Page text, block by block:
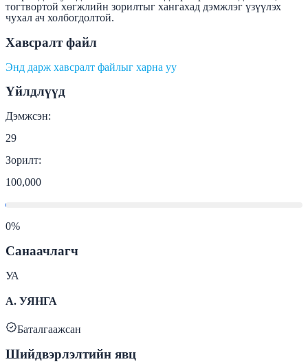
тогтвортой хөгжлийн зорилтыг хангахад дэмжлэг үзүүлэх
чухал ач холбогдолтой.
Хавсралт файл
Энд дарж хавсралт файлыг харна уу
Үйлдлүүд
Дэмжсэн:
29
Зорилт:
100,000
0%
Санаачлагч
УА
А. УЯНГА
Баталгаажсан
Шийдвэрлэлтийн явц